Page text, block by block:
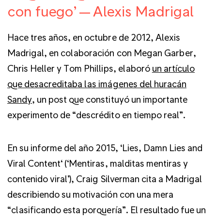
con fuego’ — Alexis Madrigal
Hace tres años, en octubre de 2012, Alexis
Madrigal, en colaboración con Megan Garber,
Chris Heller y Tom Phillips, elaboró un artículo
que desacreditaba las imágenes del huracán
Sandy, un post que constituyó un importante
experimento de “descrédito en tiempo real”.
En su informe del año 2015, ‘Lies, Damn Lies and
Viral Content‘ (‘Mentiras, malditas mentiras y
contenido viral’), Craig Silverman cita a Madrigal
describiendo su motivación con una mera
“clasificando esta porquería”. El resultado fue un